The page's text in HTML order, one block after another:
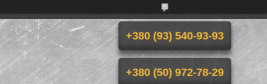
+380 (93) 540-93-93
+380 (50) 972-78-29